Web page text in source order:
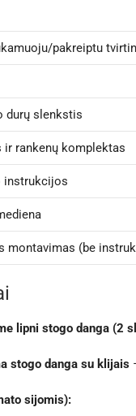
pakreiptu
durų slenkstis
rankenų komplektas
instrukcijos
montavimas (be
lipni stogo danga (2
stogo danga su klijais
sijomis):